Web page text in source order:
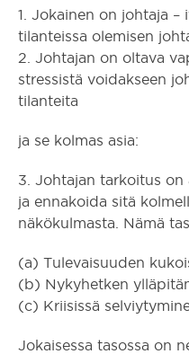
1. Jokainen on johtaja –
tilanteissa olemisen
2. Johtajan on oltava
stressistä voidakseen
tilanteita
ja se kolmas asia:
3. Johtajan tarkoitus on
ja ennakoida sitä
näkökulmasta. Nämä
(a) Tulevaisuuden
(b) Nykyhetken
(c) Kriisissä
Jokaisessa tasossa on